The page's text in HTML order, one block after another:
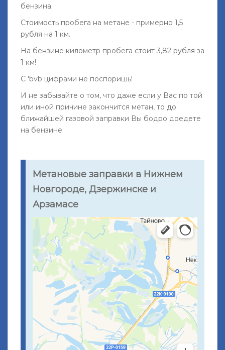
бензина.
Стоимость пробега на метане - примерно 1,5
рубля на 1 км.
На бензине километр пробега стоит 3,82 рубля за
1 км!
С 'bvb цифрами не поспоришь!
И не забывайте о том, что даже если у Вас по той
или иной причине закончится метан, то до
ближайшей газовой заправки Вы бодро доедете
на бензине.
Метановые заправки в Нижнем
Новгороде, Дзержинске и
Арзамасе